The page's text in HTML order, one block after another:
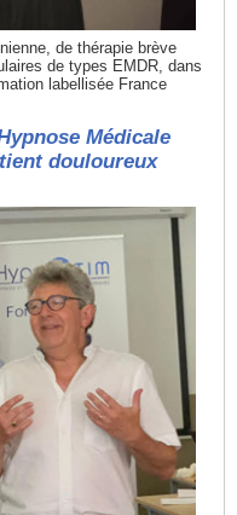
de thérapie brève
de types EMDR, dans
labellisée France
Médicale
douloureux